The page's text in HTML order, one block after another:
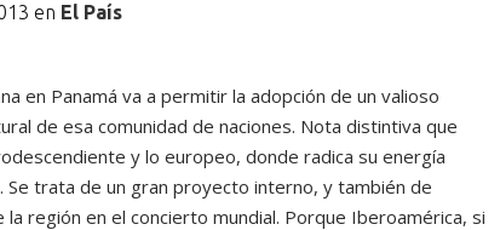
en El País
en Panamá va a permitir la adopción de un valioso
de esa comunidad de naciones. Nota distintiva que
y lo europeo, donde radica su energía
trata de un gran proyecto interno, y también de
región en el concierto mundial. Porque Iberoamérica, si